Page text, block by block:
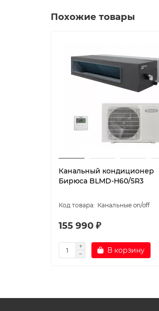
Похожие товары
Канальный кондиционер
Бирюса BLMD-H60/5R3
Канальные on/off
155 990 ₽
В корзину